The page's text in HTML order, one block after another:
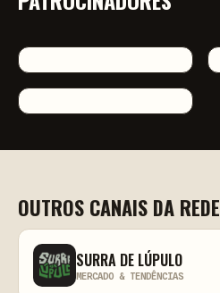
OUTROS CANAIS DA REDE
SURRA DE LÚPULO
MERCADO & TENDÊNCIAS